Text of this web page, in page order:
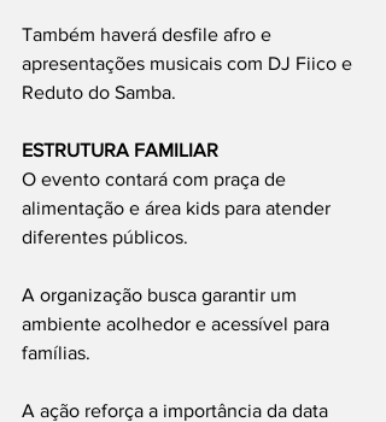
Também haverá desfile afro e
apresentações musicais com DJ Fiico e
Reduto do Samba.
ESTRUTURA FAMILIAR
O evento contará com praça de
alimentação e área kids para atender
diferentes públicos.
A organização busca garantir um
ambiente acolhedor e acessível para
famílias.
A ação reforça a importância da data